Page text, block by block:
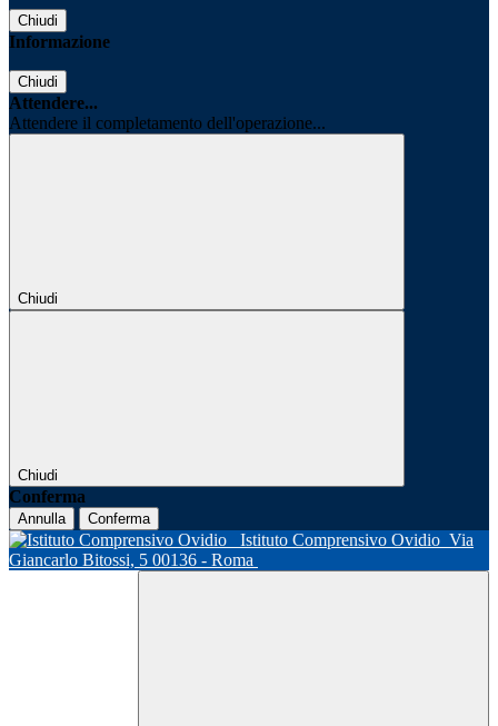
Chiudi
Informazione
Chiudi
Attendere...
Attendere il completamento dell'operazione...
Chiudi
Chiudi
Conferma
Annulla Conferma
Istituto Comprensivo Ovidio Via
Giancarlo Bitossi, 5 00136 - Roma